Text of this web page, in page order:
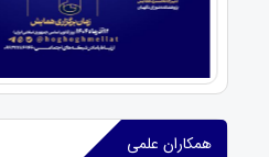
همکاران علمی